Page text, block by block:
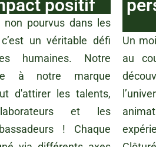
positif
pourvus dans les
un véritable défi
humaines. Notre
à notre marque
d'attirer les talents,
et les
! Chaque
Un
au